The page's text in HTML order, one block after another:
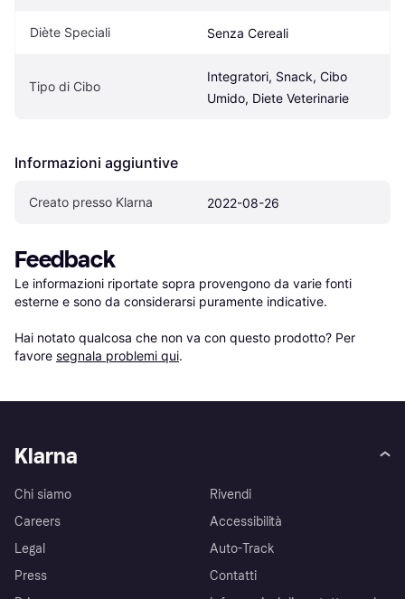
Diète Speciali Senza Cereali
Tipo di Cibo
Integratori, Snack, Cibo
Umido, Diete Veterinarie
Informazioni aggiuntive
Creato presso Klarna 2022-08-26
Feedback
Le informazioni riportate sopra provengono da varie fonti
esterne e sono da considerarsi puramente indicative.
Hai notato qualcosa che non va con questo prodotto? Per
favore segnala problemi qui.
Klarna
Chi siamo
Careers
Legal
Press
Rivendi
Accessibilità
Auto-Track
Contatti